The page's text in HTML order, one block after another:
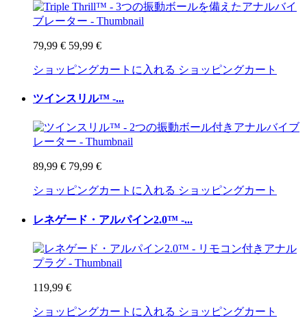
79,99 € 59,99 €
ショッピングカートに入れる ショッピングカート
ツインスリル™ -...
89,99 € 79,99 €
ショッピングカートに入れる ショッピングカート
レネゲード・アルパイン2.0™ -...
119,99 €
ショッピングカートに入れる ショッピングカート